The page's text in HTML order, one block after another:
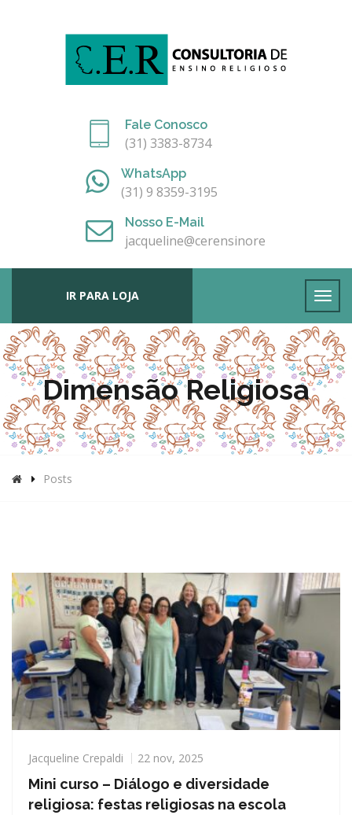
Fale Conosco
(31) 3383-8734
WhatsApp
(31) 9 8359-3195
Nosso E-Mail
jacqueline@cerensinoreligioso.com.br
IR PARA LOJA
Dimensão Religiosa
Posts
Jacqueline Crepaldi 22 nov, 2025
Mini curso – Diálogo e diversidade
religiosa: festas religiosas na escola